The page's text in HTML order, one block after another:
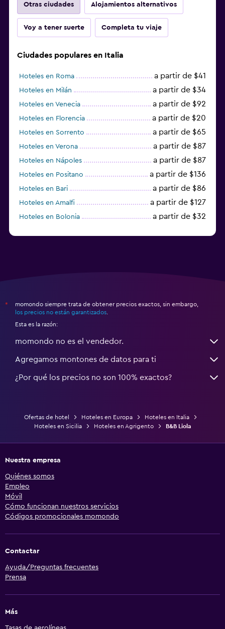
Otras ciudades Alojamientos alternativos
Voy a tener suerte Completa tu viaje
Ciudades populares en Italia
Hoteles en Roma a partir de $41
Hoteles en Milán a partir de $34
Hoteles en Venecia a partir de $92
Hoteles en Florencia a partir de $20
Hoteles en Sorrento a partir de $65
Hoteles en Verona a partir de $87
Hoteles en Nápoles a partir de $87
Hoteles en Positano a partir de $136
Hoteles en Bari a partir de $86
Hoteles en Amalfi a partir de $127
Hoteles en Bolonia a partir de $32
*
momondo siempre trata de obtener precios exactos, sin embargo,
los precios no están garantizados
Esta es la razón:
momondo no es el vendedor.
Agregamos montones de datos para ti
¿Por qué los precios no son 100% exactos?
Ofertas de hotel Hoteles en Europa
Hoteles en Italia
Hoteles en Sicilia
Hoteles en Agrigento B&B Liola
Nuestra empresa
Quiénes somos
Empleo
Móvil
Cómo funcionan nuestros servicios
Códigos promocionales momondo
Contactar
Ayuda/Preguntas frecuentes
Prensa
Más